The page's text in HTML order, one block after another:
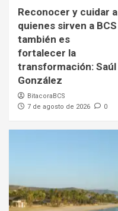
Reconocer y cuidar a
quienes sirven a BCS
también es
fortalecer la
transformación: Saúl
González
BitacoraBCS
7 de agosto de 2026
0